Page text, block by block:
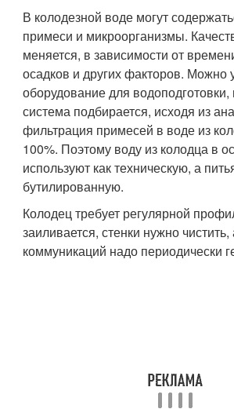
В колодезной воде могут
примеси и микроорганизмы.
меняется, в зависимости от
осадков и других факторов. Можно
оборудование для водоподготовки,
система подбирается, исходя из
фильтрация примесей в воде из
100%. Поэтому воду из колодца в
используют как техническую, а
бутилированную.
Колодец требует регулярной
заиливается, стенки нужно
коммуникаций надо периодически